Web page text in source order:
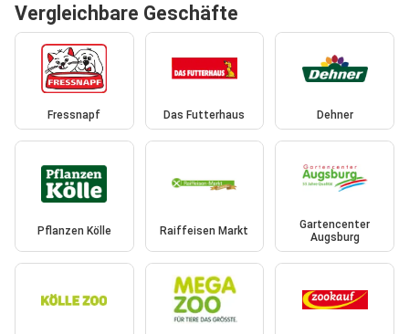
Vergleichbare Geschäfte
Fressnapf Das Futterhaus Dehner
Pflanzen Kölle Raiffeisen Markt
Gartencenter
Augsburg